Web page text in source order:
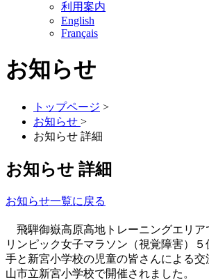
利用案内
English
Français
お知らせ
トップページ >
お知らせ >
お知らせ 詳細
お知らせ 詳細
お知らせ一覧に戻る
飛騨御嶽高原高地トレーニングエリア
リンピック女子マラソン（視覚障害）
手と新宮小学校の児童の皆さんによる
山市立新宮小学校で開催されました。